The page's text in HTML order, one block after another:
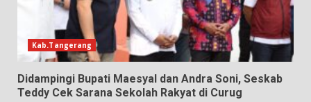
Kab.Tangerang
Didampingi Bupati Maesyal dan Andra Soni, Seskab
Teddy Cek Sarana Sekolah Rakyat di Curug